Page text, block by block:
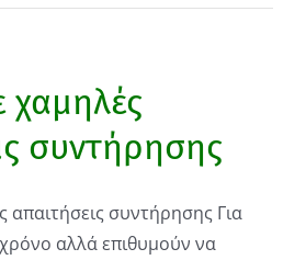
χαμηλές
συντήρησης
απαιτήσεις συντήρησης Για
αλλά επιθυμούν να